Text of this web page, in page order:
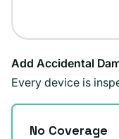
Add Accidental
Every device is
No Coverage